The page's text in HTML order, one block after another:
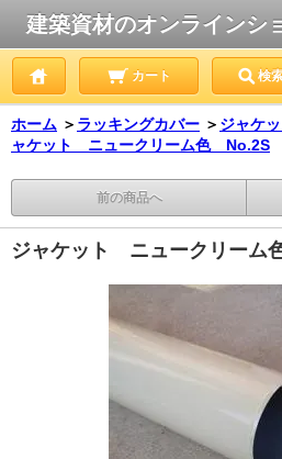
建築資材のオンラインシ
カート 検
ホーム ＞ ラッキングカバー ＞ ジャケ
ャケット ニュークリーム色 No.2S
前の商品へ
ジャケット ニュークリーム